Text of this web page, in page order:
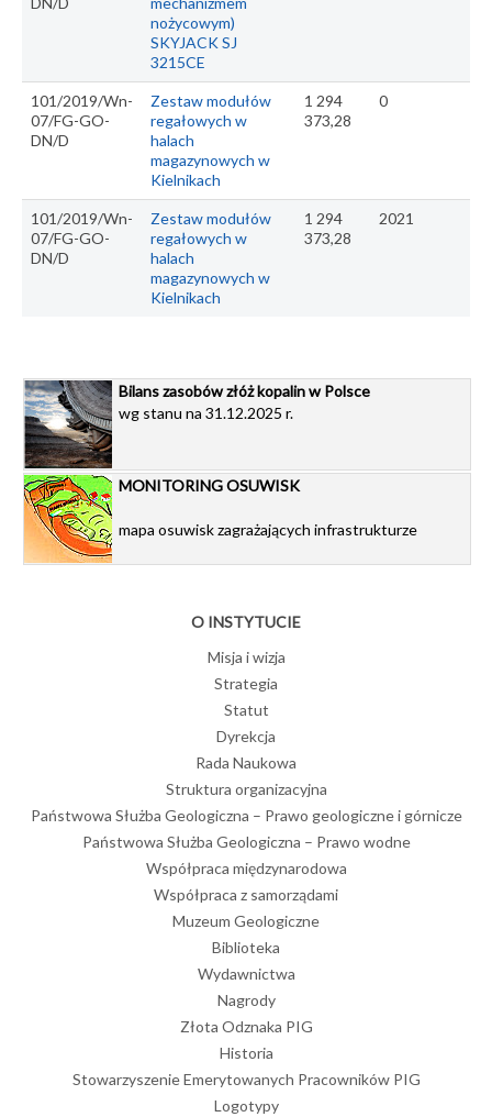
nożycowym)
SKYJACK SJ
3215CE
101/2019/Wn-
07/FG-GO-
DN/D
Zestaw modułów
regałowych w
halach
magazynowych w
Kielnikach
1 294
373,28
0
101/2019/Wn-
07/FG-GO-
DN/D
Zestaw modułów
regałowych w
halach
magazynowych w
Kielnikach
1 294
373,28
2021
Bilans zasobów złóż kopalin w Polsce
wg stanu na 31.12.2025 r.
MONITORING OSUWISK
mapa osuwisk zagrażających infrastrukturze
O INSTYTUCIE
Misja i wizja
Strategia
Statut
Dyrekcja
Rada Naukowa
Struktura organizacyjna
Państwowa Służba Geologiczna – Prawo geologiczne i górnicze
Państwowa Służba Geologiczna – Prawo wodne
Współpraca międzynarodowa
Współpraca z samorządami
Muzeum Geologiczne
Biblioteka
Wydawnictwa
Nagrody
Złota Odznaka PIG
Historia
Stowarzyszenie Emerytowanych Pracowników PIG
Logotypy